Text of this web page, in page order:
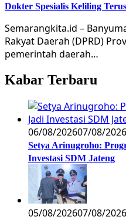
Dokter Spesialis Keliling
Semarangkita.id –
Rakyat Daerah (DPRD)
pemerintah daerah…
Kabar Terbaru
06/08/202607/08/2026
Setya Arinugroho:
Investasi SDM Jateng
05/08/202607/08/2026